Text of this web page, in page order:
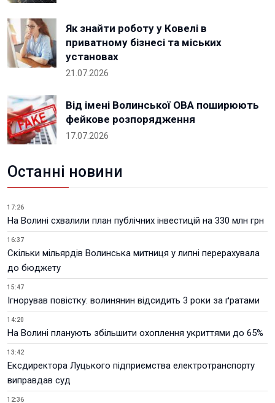
Як знайти роботу у Ковелі в
приватному бізнесі та міських
установах
21.07.2026
Від імені Волинської ОВА поширюють
фейкове розпорядження
17.07.2026
Останні новини
17:26
На Волині схвалили план публічних інвестицій на 330 млн грн
16:37
Скільки мільярдів Волинська митниця у липні перерахувала
до бюджету
15:47
Ігнорував повістку: волинянин відсидить 3 роки за ґратами
14:20
На Волині планують збільшити охоплення укриттями до 65%
13:42
Ексдиректора Луцького підприємства електротранспорту
виправдав суд
12:36